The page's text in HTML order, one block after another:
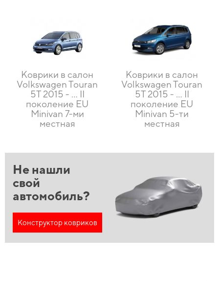
Коврики в салон
Volkswagen Touran
5T 2015 - ... II
поколение EU
Minivan 7-ми
местная
Коврики в салон
Volkswagen Touran
5T 2015 - … II
поколение EU
Minivan 5-ти
местная
Не нашли
свой
автомобиль?
Конструктор ковриков